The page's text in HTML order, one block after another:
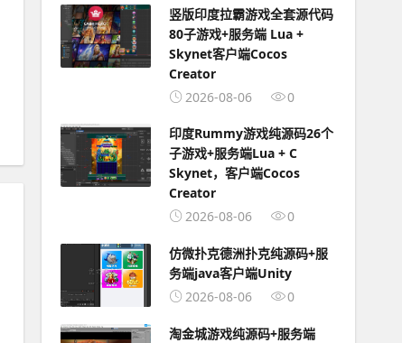
竖版印度拉霸游戏全套源代码
80子游戏+服务端 Lua +
Skynet客户端Cocos
Creator
2026-08-06
0
印度Rummy游戏纯源码26个
子游戏+服务端Lua + C
Skynet，客户端Cocos
Creator
2026-08-06
0
仿微扑克德洲扑克纯源码+服
务端java客户端Unity
2026-08-06
0
淘金城游戏纯源码+服务端